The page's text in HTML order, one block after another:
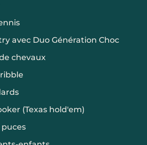
avec Duo Génération Choc
chevaux
(Texas hold'em)
puces